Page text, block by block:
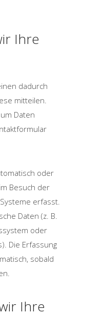
Ihre
dadurch
mitteilen.
Daten
oder
Besuch der
erfasst.
Daten (z. B.
oder
Die Erfassung
sobald
Ihre